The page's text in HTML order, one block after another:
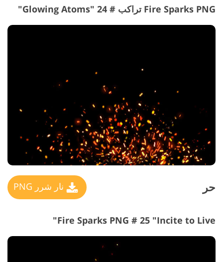
Fire Sparks PNG تراكب # 24 "Glowing Atoms"
حر نار شرر PNG
Fire Sparks PNG # 25 "Incite to Live"